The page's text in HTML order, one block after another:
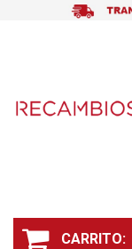
CARRITO: